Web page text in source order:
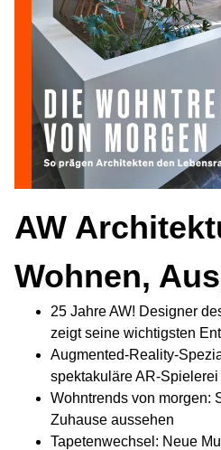
AW
Wohnen,
25 Jahre AW! Designer
zeigt seine wichtigsten
Augmented-Reality-
spektakuläre AR-
Wohntrends von morgen:
Zuhause aussehen
Tapetenwechsel: Neue